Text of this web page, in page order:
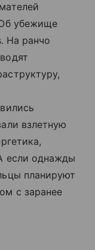
убежище
На ранчо
взлетную
если однажды
планируют
с заранее